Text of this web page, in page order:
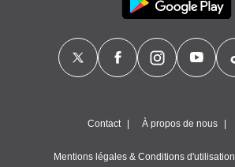
Contact À propos de nous
Mentions légales & Conditions d'utilisation